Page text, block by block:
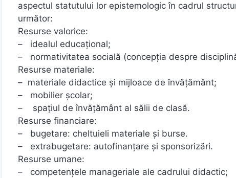
aspectul statutului lor epistemologic în cadrul
următor:
Resurse valorice:
– idealul educaţional;
– normativitatea socială (concepţia despre
Resurse materiale:
– materiale didactice şi mijloace de învăţământ;
– mobilier şcolar;
– spaţiul de învăţământ al sălii de clasă.
Resurse financiare:
– bugetare: cheltuieli materiale și burse.
– extrabugetare: autofinanţare și sponsorizări.
Resurse umane:
– competenţele manageriale ale cadrului didactic;